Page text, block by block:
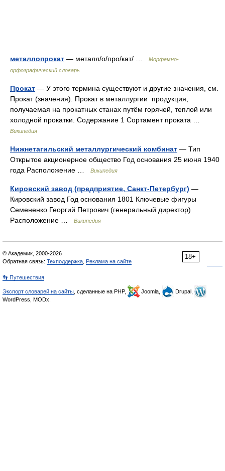
металлопрокат — металл/о/про/кат/ …
Морфемно-
орфографический словарь
Прокат — У этого термина существуют и другие значения, см.
Прокат (значения). Прокат в металлургии продукция,
получаемая на прокатных станах путём горячей, теплой или
холодной прокатки. Содержание 1 Сортамент проката …
Википедия
Нижнетагильский металлургический комбинат — Тип
Открытое акционерное общество Год основания 25 июня 1940
года Расположение …
Википедия
Кировский завод (предприятие, Санкт-Петербург) —
Кировский завод Год основания 1801 Ключевые фигуры
Семененко Георгий Петрович (генеральный директор)
Расположение …
Википедия
18+
© Академик, 2000-2026
Обратная связь: Техподдержка Реклама на сайте
👣 Путешествия
Экспорт словарей на сайты , сделанные на PHP, Joomla,
Drupal,
WordPress, MODx.